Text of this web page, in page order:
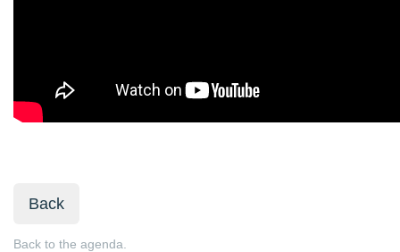
Back
Back to the agenda.